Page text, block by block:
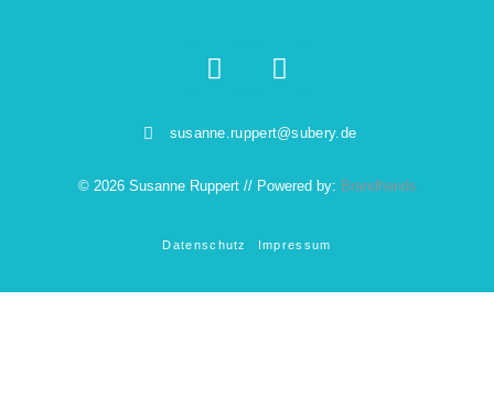
susanne.ruppert@subery.de
© 2026 Susanne Ruppert // Powered by: Brandhands
Datenschutz Impressum